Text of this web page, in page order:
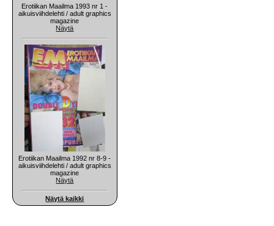
Erotiikan Maailma 1993 nr 1 -
aikuisviihdelehti / adult graphics
magazine
Näytä
Erotiikan Maailma 1992 nr 8-9 -
aikuisviihdelehti / adult graphics
magazine
Näytä
Näytä kaikki